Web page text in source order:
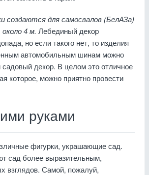
для самосвалов (БелАЗа)
4 м. Лебединый декор
но если такого нет, то изделия
автомобильным шинам можно
декор. В целом это отличное
которое, можно приятно провести
руками
фигурки, украшающие сад.
сад более выразительным,
взглядов. Самой, пожалуй,